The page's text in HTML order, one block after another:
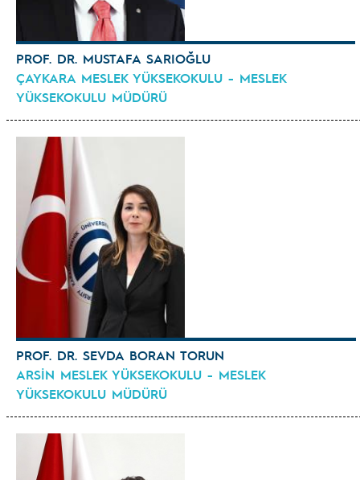
PROF. DR. MUSTAFA SARIOĞLU
ÇAYKARA MESLEK YÜKSEKOKULU - MESLEK
YÜKSEKOKULU MÜDÜRÜ
PROF. DR. SEVDA BORAN TORUN
ARSİN MESLEK YÜKSEKOKULU - MESLEK
YÜKSEKOKULU MÜDÜRÜ